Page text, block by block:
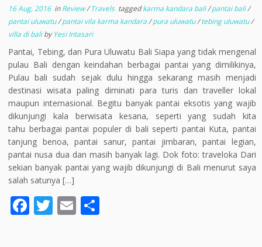
16 Aug, 2016inReview/Travels taggedkarma kandara bali/pantai bali/
pantai uluwatu/pantai vila karma kandara/pura uluwatu/tebing uluwatu/
villa di balibyYesi Intasari
Pantai, Tebing, dan Pura Uluwatu Bali Siapa yang tidak mengenal
pulau Bali dengan keindahan berbagai pantai yang dimilikinya,
Pulau bali sudah sejak dulu hingga sekarang masih menjadi
destinasi wisata paling diminati para turis dan traveller lokal
maupun internasional. Begitu banyak pantai eksotis yang wajib
dikunjungi kala berwisata kesana, seperti yang sudah kita
tahu berbagai pantai populer di bali seperti pantai Kuta, pantai
tanjung benoa, pantai sanur, pantai jimbaran, pantai legian,
pantai nusa dua dan masih banyak lagi. Dok foto: traveloka Dari
sekian banyak pantai yang wajib dikunjungi di Bali menurut saya
salah satunya […]
F T E